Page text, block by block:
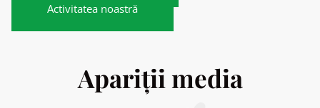
Activitatea noastră
Apariții media